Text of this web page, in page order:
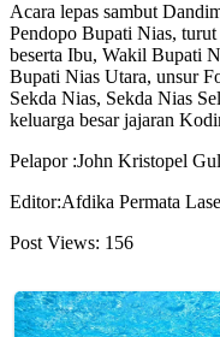
Acara lepas sambut
Pendopo Bupati Nias,
beserta Ibu, Wakil Bupati
Bupati Nias Utara, unsur
Sekda Nias, Sekda Nias
keluarga besar jajaran
Pelapor :John Kristopel
Editor:Afdika Permata Lase
Post Views: 156